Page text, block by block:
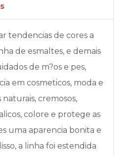
tendencias de cores a
de esmaltes, e demais
de m?os e pes,
em cosmeticos, moda e
cremosos,
colore e protege as
uma aparencia bonita e
a linha foi estendida